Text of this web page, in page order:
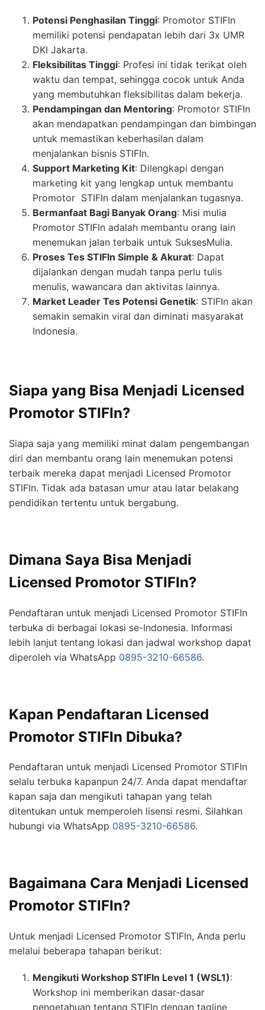
Potensi Penghasilan Tinggi: Promotor STIFIn
memiliki potensi pendapatan lebih dari 3x UMR
DKI Jakarta.
Fleksibilitas Tinggi: Profesi ini tidak terikat oleh
waktu dan tempat, sehingga cocok untuk Anda
yang membutuhkan fleksibilitas dalam bekerja.
Pendampingan dan Mentoring: Promotor STIFIn
akan mendapatkan pendampingan dan bimbingan
untuk memastikan keberhasilan dalam
menjalankan bisnis STIFIn.
Support Marketing Kit: Dilengkapi dengan
marketing kit yang lengkap untuk membantu
Promotor STIFIn dalam menjalankan tugasnya.
Bermanfaat Bagi Banyak Orang: Misi mulia
Promotor STIFIn adalah membantu orang lain
menemukan jalan terbaik untuk SuksesMulia.
Proses Tes STIFIn Simple & Akurat: Dapat
dijalankan dengan mudah tanpa perlu tulis
menulis, wawancara dan aktivitas lainnya.
Market Leader Tes Potensi Genetik: STIFIn akan
semakin semakin viral dan diminati masyarakat
Indonesia.
Siapa yang Bisa Menjadi Licensed
Promotor STIFIn?
Siapa saja yang memiliki minat dalam pengembangan
diri dan membantu orang lain menemukan potensi
terbaik mereka dapat menjadi Licensed Promotor
STIFIn. Tidak ada batasan umur atau latar belakang
pendidikan tertentu untuk bergabung.
Dimana Saya Bisa Menjadi
Licensed Promotor STIFIn?
Pendaftaran untuk menjadi Licensed Promotor STIFIn
terbuka di berbagai lokasi se-Indonesia. Informasi
lebih lanjut tentang lokasi dan jadwal workshop dapat
diperoleh via WhatsApp 0895-3210-66586.
Kapan Pendaftaran Licensed
Promotor STIFIn Dibuka?
Pendaftaran untuk menjadi Licensed Promotor STIFIn
selalu terbuka kapanpun 24/7. Anda dapat mendaftar
kapan saja dan mengikuti tahapan yang telah
ditentukan untuk memperoleh lisensi resmi. Silahkan
hubungi via WhatsApp 0895-3210-66586.
Bagaimana Cara Menjadi Licensed
Promotor STIFIn?
Untuk menjadi Licensed Promotor STIFIn, Anda perlu
melalui beberapa tahapan berikut:
Mengikuti Workshop STIFIn Level 1 (WSL1):
Workshop ini memberikan dasar-dasar
pengetahuan tentang STIFIn dengan tagline